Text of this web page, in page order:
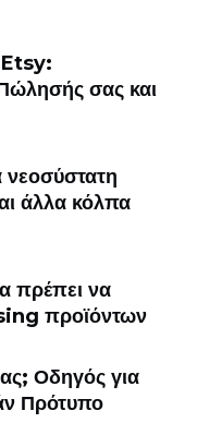
Etsy:
σας και
νεοσύστατη
άλλα κόλπα
πρέπει να
προϊόντων
Οδηγός για
Πρότυπο